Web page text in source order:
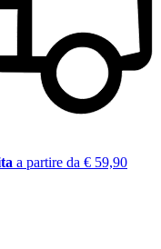
a partire da € 59,90